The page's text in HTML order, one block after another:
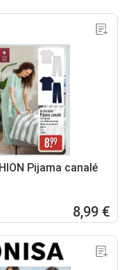
Pijama canalé
8,99 €